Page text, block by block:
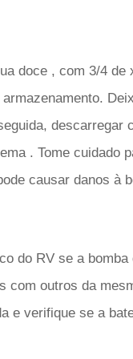
doce , com 3/4
descarregar
. Tome cuidado
causar danos à
do RV se a
com outros da
e verifique se a